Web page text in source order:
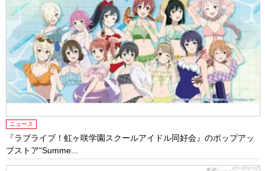
ニュース
『ラブライブ！虹ヶ咲学園スクールアイドル同好会』のポップアッ
プストア“Summe...